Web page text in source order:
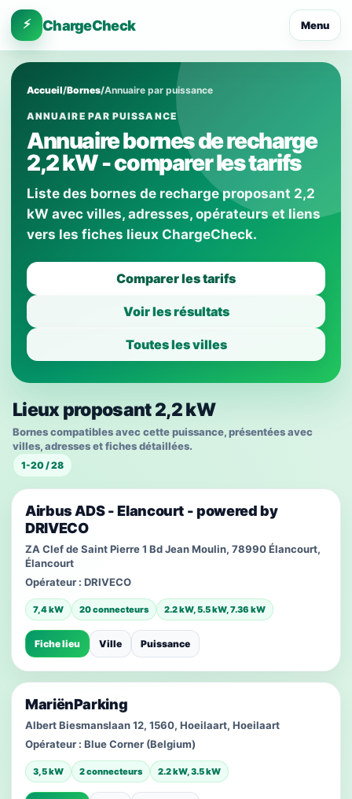
⚡ ChargeCheck Menu
Accueil/Bornes/Annuaire par puissance
ANNUAIRE PAR PUISSANCE
Annuaire bornes de recharge
2,2 kW - comparer les tarifs
Liste des bornes de recharge proposant 2,2
kW avec villes, adresses, opérateurs et liens
vers les fiches lieux ChargeCheck.
Comparer les tarifs
Voir les résultats
Toutes les villes
Lieux proposant 2,2 kW
Bornes compatibles avec cette puissance, présentées avec
villes, adresses et fiches détaillées.
1-20 / 28
Airbus ADS - Elancourt - powered by
DRIVECO
ZA Clef de Saint Pierre 1 Bd Jean Moulin, 78990 Élancourt,
Élancourt
Opérateur : DRIVECO
7,4 kW 20 connecteurs 2.2 kW, 5.5 kW, 7.36 kW
Fiche lieu Ville Puissance
MariënParking
Albert Biesmanslaan 12, 1560, Hoeilaart, Hoeilaart
Opérateur : Blue Corner (Belgium)
3,5 kW 2 connecteurs 2.2 kW, 3.5 kW